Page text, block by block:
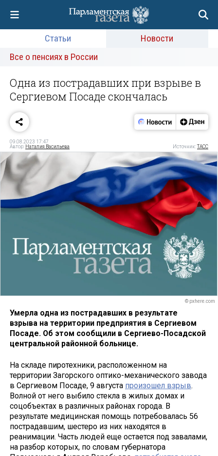
Статьи
Новости
Все о пенсиях в России
Одна из пострадавших при взрыве в
Сергиевом Посаде скончалась
09.08.2023 17:47
Автор: Наталия Васильева Источник:ТАСС
© pxhere.com
Умерла одна из пострадавших в результате
взрыва на территории предприятия в Сергиевом
Посаде. Об этом сообщили в Сергиево-Посадской
центральной районной больнице.
На складе пиротехники, расположенном на
территории Загорского оптико-механического завода
в Сергиевом Посаде, 9 августа произошел взрыв.
Волной от него выбило стекла в жилых домах и
соцобъектах в различных районах города. В
результате медицинская помощь потребовалась 56
пострадавшим, шестеро из них находятся в
реанимации. Часть людей еще остается под завалами,
на разбор которых, по словам губернатора